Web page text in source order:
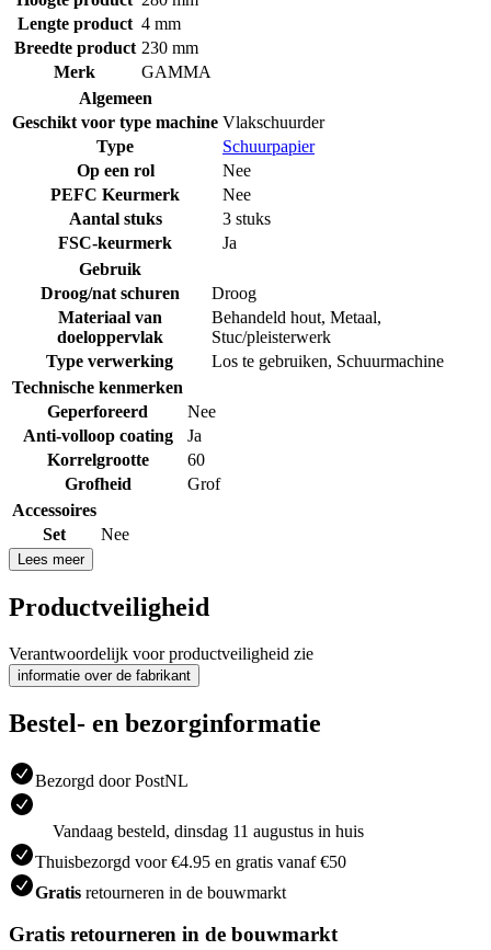
Lengte product 4 mm
Breedte product 230 mm
Merk
GAMMA
Algemeen
Geschikt voor type machine Vlakschuurder
Type
Schuurpapier
Op een rol
Nee
PEFC Keurmerk
Nee
Aantal stuks
3 stuks
FSC-keurmerk
Ja
Gebruik
Droog/nat schuren
Droog
Materiaal van
doeloppervlak
Behandeld hout, Metaal,
Stuc/pleisterwerk
Type verwerking
Los te gebruiken, Schuurmachine
Technische kenmerken
Geperforeerd
Nee
Anti-volloop coating
Ja
Korrelgrootte
60
Grofheid
Grof
Accessoires
Set
Nee
Lees meer
Productveiligheid
Verantwoordelijk voor productveiligheid zie
informatie over de fabrikant
Bestel- en bezorginformatie
Bezorgd door PostNL
Vandaag besteld, dinsdag 11 augustus in huis
Thuisbezorgd voor €4.95 en gratis vanaf €50
Gratis retourneren in de bouwmarkt
Gratis retourneren in de bouwmarkt